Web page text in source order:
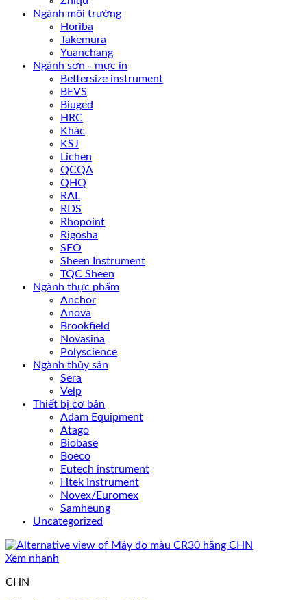
Ngành môi trường
Horiba
Takemura
Yuanchang
Ngành sơn - mực in
Bettersize instrument
BEVS
Biuged
HRC
Khác
KSJ
Lichen
QCQA
QHQ
RAL
RDS
Rhopoint
Rigosha
SEO
Sheen Instrument
TQC Sheen
Ngành thực phẩm
Anchor
Anova
Brookfield
Novasina
Polyscience
Ngành thủy sản
Sera
Velp
Thiết bị cơ bản
Adam Equipment
Atago
Biobase
Boeco
Eutech instrument
Htek Instrument
Novex/Euromex
Samheung
Uncategorized
Xem nhanh
CHN